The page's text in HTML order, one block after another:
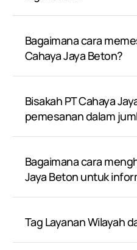
Bagaimana cara
Cahaya Jaya Beton?
Bisakah PT Cahaya
pemesanan dalam
Bagaimana cara
Jaya Beton untuk
Tag Layanan Wilayah